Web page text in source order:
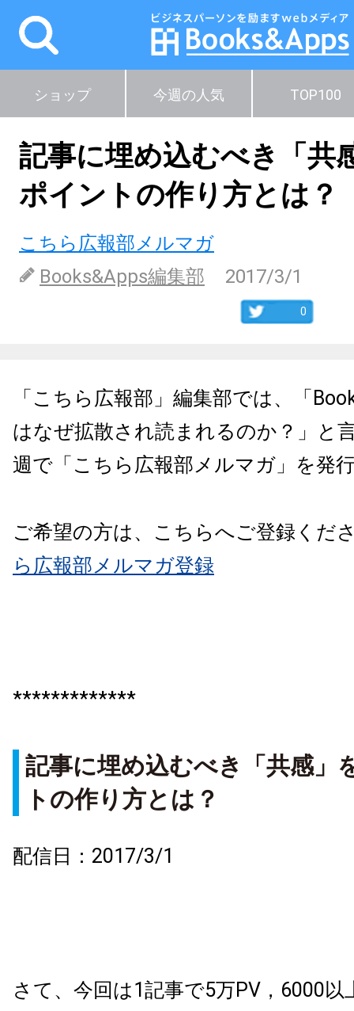
ショップ 今週の人気 TOP100
記事に埋め込むべき「共
ポイントの作り方とは？
こちら広報部メルマガ
Books&Apps編集部
2017/3/1
0
「こちら広報部」編集部では、「
はなぜ拡散され読まれるのか？」と
週で「こちら広報部メルマガ」を発
ご希望の方は、こちらへご登録く
ら広報部メルマガ登録
*************
記事に埋め込むべき「共感」
トの作り方とは？
配信日：2017/3/1
さて、今回は1記事で5万PV，6000